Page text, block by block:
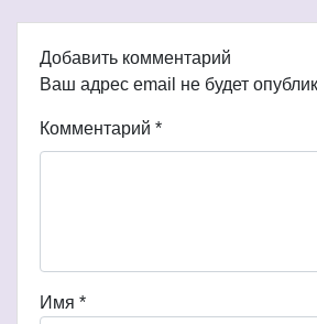
Добавить комментарий
Ваш адрес email не будет
Комментарий *
Имя *